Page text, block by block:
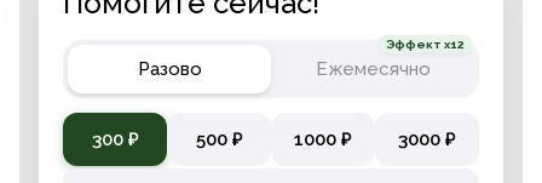
Разово Ежемесячно
Эффект x12
300 ₽ 500 ₽ 1000 ₽ 3000 ₽